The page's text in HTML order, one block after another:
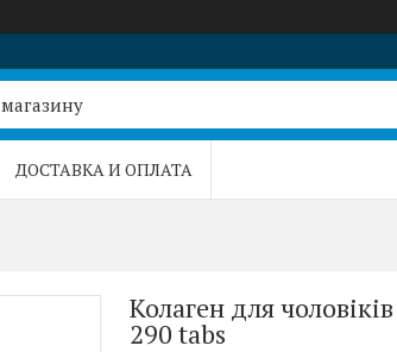
ДОСТАВКА И ОПЛАТА
Колаген для
290 tabs